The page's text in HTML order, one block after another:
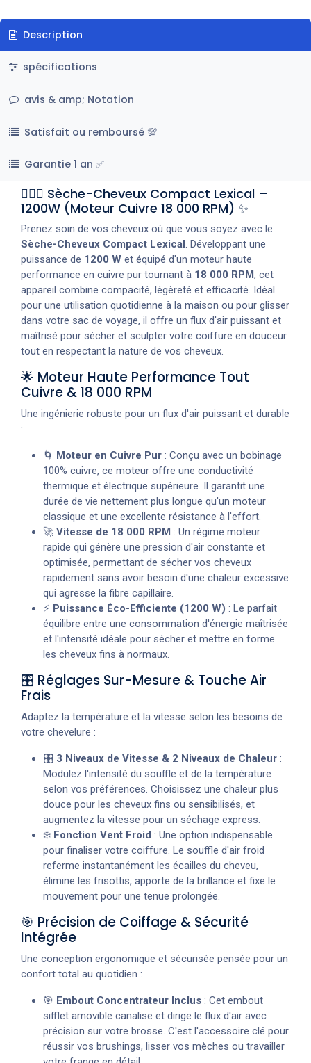
Description
spécifications
avis & amp; Notation
Satisfait ou remboursé 💯
Garantie 1 an ✅
💇‍♀️✨ Sèche-Cheveux Compact Lexical –
1200W (Moteur Cuivre 18 000 RPM) ✨
Prenez soin de vos cheveux où que vous soyez avec le
Sèche-Cheveux Compact Lexical. Développant une
puissance de 1200 W et équipé d'un moteur haute
performance en cuivre pur tournant à 18 000 RPM, cet
appareil combine compacité, légèreté et efficacité. Idéal
pour une utilisation quotidienne à la maison ou pour glisser
dans votre sac de voyage, il offre un flux d'air puissant et
maîtrisé pour sécher et sculpter votre coiffure en douceur
tout en respectant la nature de vos cheveux.
🌟 Moteur Haute Performance Tout
Cuivre & 18 000 RPM
Une ingénierie robuste pour un flux d'air puissant et durable
:
🌀 Moteur en Cuivre Pur : Conçu avec un bobinage
100% cuivre, ce moteur offre une conductivité
thermique et électrique supérieure. Il garantit une
durée de vie nettement plus longue qu'un moteur
classique et une excellente résistance à l'effort.
🚀 Vitesse de 18 000 RPM : Un régime moteur
rapide qui génère une pression d'air constante et
optimisée, permettant de sécher vos cheveux
rapidement sans avoir besoin d'une chaleur excessive
qui agresse la fibre capillaire.
⚡ Puissance Éco-Efficiente (1200 W) : Le parfait
équilibre entre une consommation d'énergie maîtrisée
et l'intensité idéale pour sécher et mettre en forme
les cheveux fins à normaux.
🎛️ Réglages Sur-Mesure & Touche Air
Frais
Adaptez la température et la vitesse selon les besoins de
votre chevelure :
🎛️ 3 Niveaux de Vitesse & 2 Niveaux de Chaleur :
Modulez l'intensité du souffle et de la température
selon vos préférences. Choisissez une chaleur plus
douce pour les cheveux fins ou sensibilisés, et
augmentez la vitesse pour un séchage express.
❄️ Fonction Vent Froid : Une option indispensable
pour finaliser votre coiffure. Le souffle d'air froid
referme instantanément les écailles du cheveu,
élimine les frisottis, apporte de la brillance et fixe le
mouvement pour une tenue prolongée.
🎯 Précision de Coiffage & Sécurité
Intégrée
Une conception ergonomique et sécurisée pensée pour un
confort total au quotidien :
🎯 Embout Concentrateur Inclus : Cet embout
sifflet amovible canalise et dirige le flux d'air avec
précision sur votre brosse. C'est l'accessoire clé pour
réussir vos brushings, lisser vos mèches ou travailler